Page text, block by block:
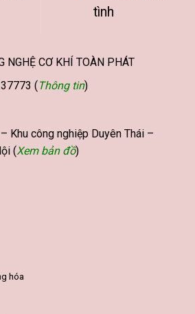
tình
NGHỆ CƠ KHÍ TOÀN PHÁT
( Thông tin)
Khu công nghiệp Duyên Thái –
(Xem bản đồ)
hóa